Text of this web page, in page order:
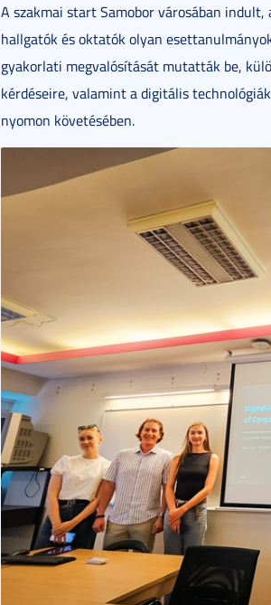
A szakmai start Samobor városában
hallgatók és oktatók olyan
gyakorlati megvalósítását mutatták be,
kérdéseire, valamint a digitális
nyomon követésében.